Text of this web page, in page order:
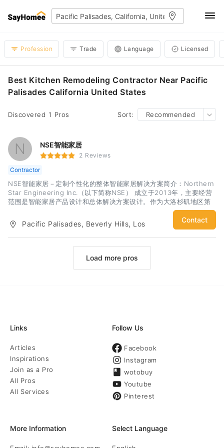
Profession Trade Language Licensed
Best Kitchen Remodeling Contractor Near Pacific
Palisades California United States
Discovered 1 Pros Sort: Recommended
N NSE智能家居
2 Reviews
Contractor
NSE智能家居－定制个性化的整体智能家居解决方案简介：Northern
Star Engineering Inc.（以下简称NSE） 成立于2013年，主要经营
范围是智能家居产品设计和总体解决方案设计。作为大洛杉矶地区第
一家智能家居解决方案设计公司，NSE的愿景是为我们的客户提供智
能，安全，简单，节能的智能家居综合解决方案。我们提供的服务
（客人可以根据喜好选择单项或者多项服务）：提高安全性：安全可
靠的门禁系统，配合各类监控丶传感设备，监控录像即时上传至云端
保存,甚至自动拨打911报警电话,提升安全同时更安心。提高舒适性：
智能调节室内温度, 室内采光，娱乐系统定制不同的场景设定。清晨模
式，电影模式，工作模式，浪漫模式，晚安模式等等不同场景，一键
https://www.instagram.c
Pacific Palisades, Beverly Hills, Los
Contact
Load more pros
Links
Articles
Inspirations
Join as a Pro
All Pros
All Services
Follow Us
Facebook
Instagram
wotobuy
Youtube
Pinterest
More Information Select Language